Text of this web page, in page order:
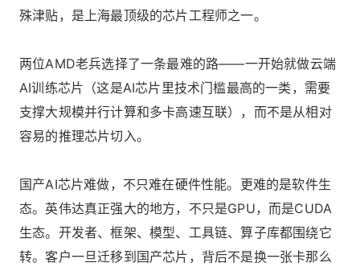
殊津贴，是上海最顶级的芯片工程师之一。
两位AMD老兵选择了一条最难的路——一开始就做云端
AI训练芯片（这是AI芯片里技术门槛最高的一类，需要
支撑大规模并行计算和多卡高速互联），而不是从相对
容易的推理芯片切入。
国产AI芯片难做，不只难在硬件性能。更难的是软件生
态。英伟达真正强大的地方，不只是GPU，而是CUDA
生态。开发者、框架、模型、工具链、算子库都围绕它
转。客户一旦迁移到国产芯片，背后不是换一张卡那么